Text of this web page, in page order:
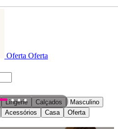
Oferta Oferta
Lingerie Calçados
Masculino
Acessórios Casa Oferta
2 3 4